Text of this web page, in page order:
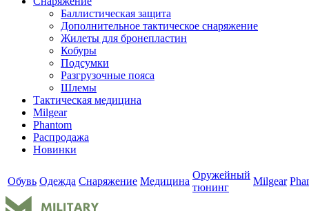
Баллистическая защита
Дополнительное тактическое снаряжение
Жилеты для бронепластин
Кобуры
Подсумки
Разгрузочные пояса
Шлемы
Тактическая медицина
Milgear
Phantom
Распродажа
Новинки
Обувь Одежда Снаряжение Медицина
Оружейный
тюнинг
Milgear